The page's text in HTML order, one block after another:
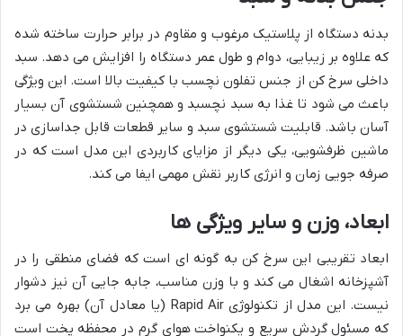
بدنه دستگاه از پلاستیک مرغوب و مقاوم در برابر حرارت ساخته شده
که علاوه بر زیبایی، دوام و طول عمر دستگاه را افزایش می دهد. سبد
داخلی سرخ کن از جنس تفلون نچسب با کیفیت بالا است. این ویژگی
باعث می شود تا غذا به سبد نچسبد و همچنین شستشوی آن بسیار
آسان باشد. قابلیت شستشوی سبد و سایر قطعات قابل جداسازی در
ماشین ظرفشویی، یکی دیگر از مزایای کاربردی این مدل است که در
صرفه جویی زمان و انرژی کاربر نقش مهمی ایفا می کند.
ابعاد، وزن و سایر ویژگی ها
ابعاد تقریبی این سرخ کن به گونه ای است که فضای منطقی را در
آشپزخانه اشغال می کند و با وزن مناسب، جابه جایی آن نیز دشوار
نیست. این مدل از تکنولوژی Rapid Air (یا معادل آن) بهره می برد
که مسئول گردش سریع و یکنواخت هوای گرم در محفظه پخت است